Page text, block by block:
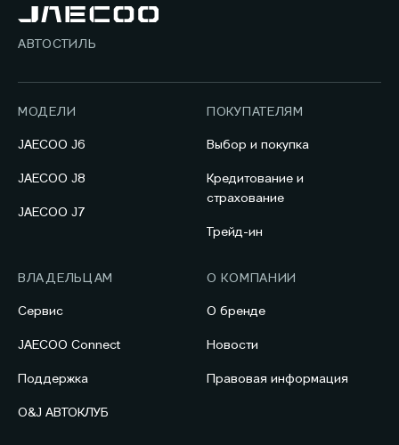
АВТОСТИЛЬ
МОДЕЛИ
JAECOO J6
JAECOO J8
JAECOO J7
ПОКУПАТЕЛЯМ
Выбор и покупка
Кредитование и
страхование
Трейд-ин
ВЛАДЕЛЬЦАМ
Сервис
JAECOO Connect
Поддержка
O&J АВТОКЛУБ
О КОМПАНИИ
О бренде
Новости
Правовая информация